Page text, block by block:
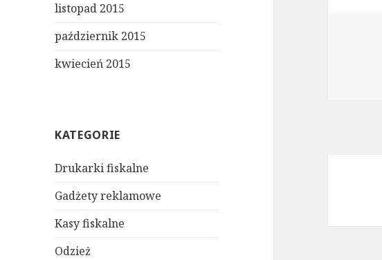
listopad 2015
październik 2015
kwiecień 2015
KATEGORIE
Drukarki fiskalne
Gadżety reklamowe
Kasy fiskalne
Odzież